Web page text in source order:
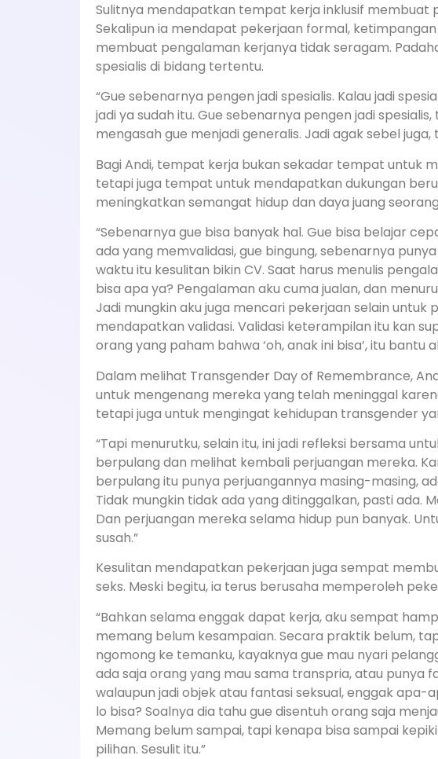
Sulitnya mendapatkan tempat kerja inklusif membuat
Sekalipun ia mendapat pekerjaan formal,
membuat pengalaman kerjanya tidak seragam.
spesialis di bidang tertentu.
“Gue sebenarnya pengen jadi spesialis. Kalau jadi
jadi ya sudah itu. Gue sebenarnya pengen jadi
mengasah gue menjadi generalis. Jadi agak sebel juga,
Bagi Andi, tempat kerja bukan sekadar tempat untuk
tetapi juga tempat untuk mendapatkan dukungan
meningkatkan semangat hidup dan daya juang
“Sebenarnya gue bisa banyak hal. Gue bisa belajar
ada yang memvalidasi, gue bingung, sebenarnya
waktu itu kesulitan bikin CV. Saat harus menulis
bisa apa ya? Pengalaman aku cuma jualan, dan
Jadi mungkin aku juga mencari pekerjaan selain untuk
mendapatkan validasi. Validasi keterampilan itu kan
orang yang paham bahwa ‘oh, anak ini bisa’, itu bantu
Dalam melihat Transgender Day of Remembrance,
untuk mengenang mereka yang telah meninggal
tetapi juga untuk mengingat kehidupan transgender
“Tapi menurutku, selain itu, ini jadi refleksi bersama
berpulang dan melihat kembali perjuangan mereka.
berpulang itu punya perjuangannya masing-masing,
Tidak mungkin tidak ada yang ditinggalkan, pasti ada.
Dan perjuangan mereka selama hidup pun banyak.
susah.”
Kesulitan mendapatkan pekerjaan juga sempat
seks. Meski begitu, ia terus berusaha memperoleh
“Bahkan selama enggak dapat kerja, aku sempat
memang belum kesampaian. Secara praktik belum,
ngomong ke temanku, kayaknya gue mau nyari
ada saja orang yang mau sama transpria, atau punya
walaupun jadi objek atau fantasi seksual, enggak apa-
lo bisa? Soalnya dia tahu gue disentuh orang saja
Memang belum sampai, tapi kenapa bisa sampai
pilihan. Sesulit itu.”